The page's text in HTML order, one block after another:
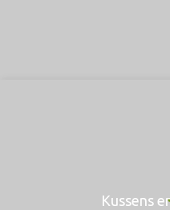
Kussens